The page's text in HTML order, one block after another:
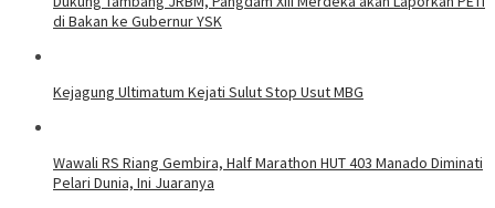
di Bakan ke Gubernur YSK
Kejagung Ultimatum Kejati Sulut Stop Usut MBG
Wawali RS Riang Gembira, Half Marathon HUT 403 Manado Diminati
Pelari Dunia, Ini Juaranya